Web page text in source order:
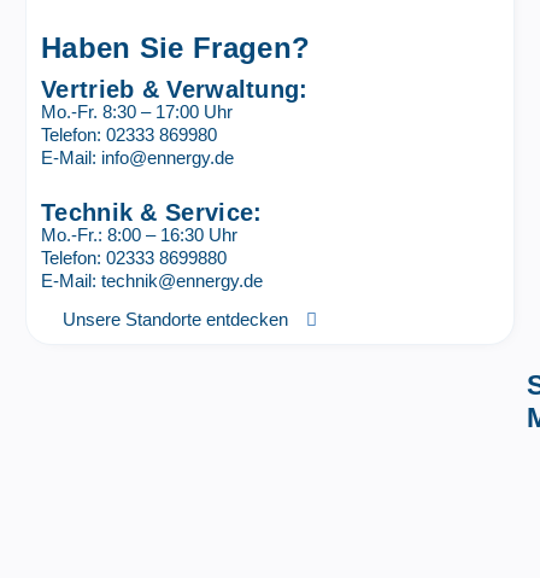
Haben Sie Fragen?
Vertrieb & Verwaltung:
Mo.-Fr. 8:30 – 17:00 Uhr
Telefon: 02333 869980
E-Mail: info@ennergy.de
Technik & Service:
Mo.-Fr.: 8:00 – 16:30 Uhr
Telefon: 02333 8699880
E-Mail: technik@ennergy.de
Unsere Standorte entdecken